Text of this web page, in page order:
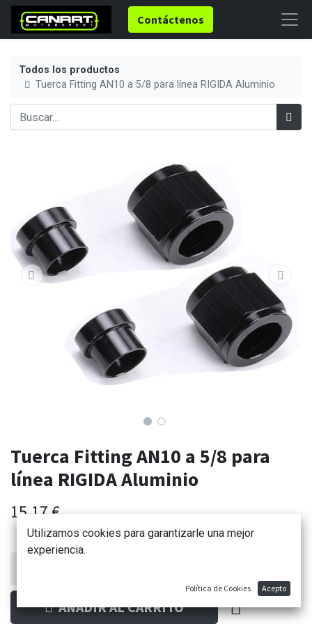
Contáctenos
Todos los productos
Tuerca Fitting AN10 a 5/8 para línea RIGIDA Aluminio
Tuerca Fitting AN10 a 5/8 para
línea RIGIDA Aluminio
15,17 €
AÑADIR AL CARRITO
Utilizamos cookies para garantizarle una mejor
experiencia.
Política de Cookies Acepto